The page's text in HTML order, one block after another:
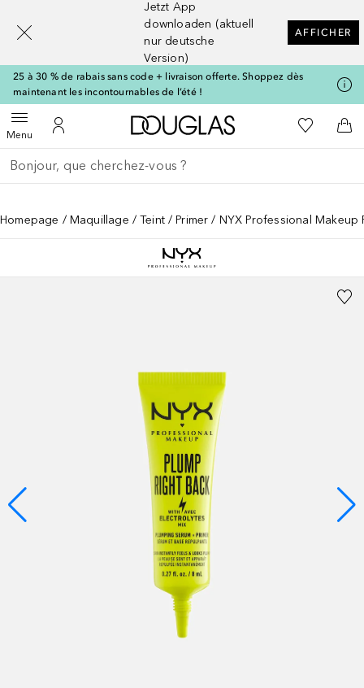
Jetzt App
downloaden (aktuell
nur deutsche
Version)
AFFICHER
25 à 30 % de rabais sans code + livraison offerte. Shoppez dès
maintenant les incontournables de l’été !
MenuOuvrir le menuVers Mon Compte
Vers l'accueil Douglas
Vers Ma
Retourner
Exécuter la recherche
Homepage Maquillage Teint Primer NYX Professional Makeup
[navigation.slideout.screenreader]